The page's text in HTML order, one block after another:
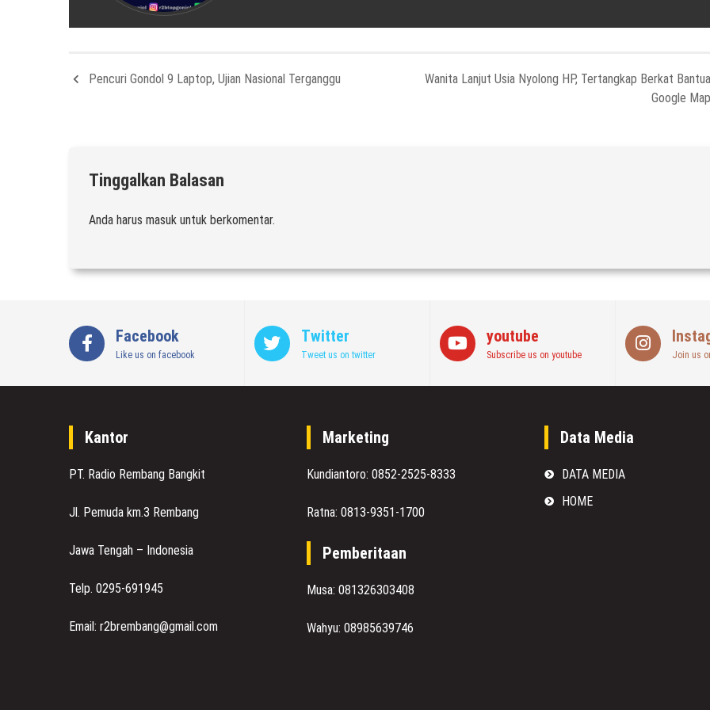
Pencuri Gondol 9 Laptop, Ujian Nasional Terganggu
Wanita Lanjut Usia Nyolong HP, Tertangkap Berkat
Google
Tinggalkan Balasan
Anda harus masuk untuk berkomentar.
Facebook
Like us on facebook
Twitter
Tweet us on twitter
youtube
Subscribe us on youtube Join us
Kantor
PT. Radio Rembang Bangkit
Jl. Pemuda km.3 Rembang
Jawa Tengah – Indonesia
Telp. 0295-691945
Email: r2brembang@gmail.com
Marketing
Kundiantoro: 0852-2525-8333
Ratna: 0813-9351-1700
Pemberitaan
Musa: 081326303408
Wahyu: 08985639746
Data Media
DATA MEDIA
HOME